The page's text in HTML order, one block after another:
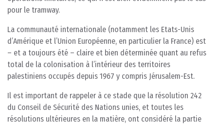
pour le tramway.
La communauté internationale (notamment les Etats-Unis
d’Amérique et l’Union Européenne, en particulier la France) est
– et a toujours été – claire et bien déterminée quant au refus
total de la colonisation à l’intérieur des territoires
palestiniens occupés depuis 1967 y compris Jérusalem-Est.
Il est important de rappeler à ce stade que la résolution 242
du Conseil de Sécurité des Nations unies, et toutes les
résolutions ultérieures en la matière, ont considéré la partie